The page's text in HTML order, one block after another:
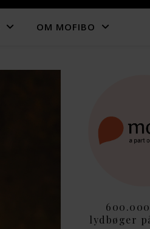
OM MOFIBO
lydbøger